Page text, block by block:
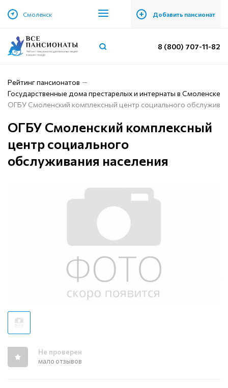
Смоленск + Добавить пансионат
8 (800) 707-11-82
Рейтинг пансионатов
Государственные дома престарелых и интернаты в Смоленске
ОГБУ Смоленский комплексный центр социального
ОГБУ Смоленский комплексный
центр социального
обслуживания населения
Не проверен
мало отзывов